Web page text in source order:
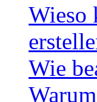
Wieso
Wie